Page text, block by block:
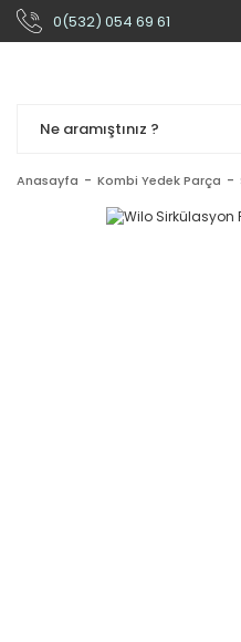
0(532) 054 69 61
Anasayfa Kombi Yedek Parça